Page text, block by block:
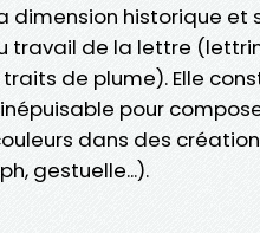
dimension historique et
travail de la lettre
de plume). Elle
pour
dans des
gestuelle...).